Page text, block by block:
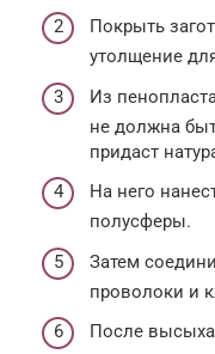
Покрыть
утолщение
Из
не должна
придаст
На него
полусферы.
Затем
проволоки и
После